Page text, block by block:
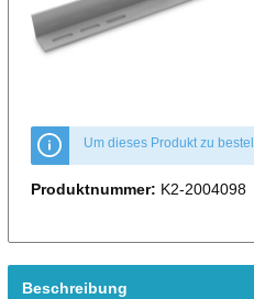
Um dieses Produkt zu
Produktnummer: K2-2004098
Beschreibung